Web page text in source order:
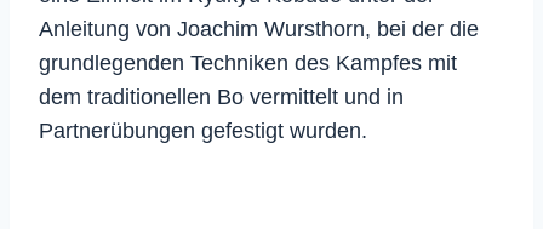
Anleitung von Joachim Wursthorn, bei der die
grundlegenden Techniken des Kampfes mit
dem traditionellen Bo vermittelt und in
Partnerübungen gefestigt wurden.